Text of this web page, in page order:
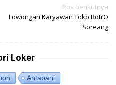
Pos berikutnya
Lowongan Karyawan Toko Roti’O
Soreang
Loker
Antapani